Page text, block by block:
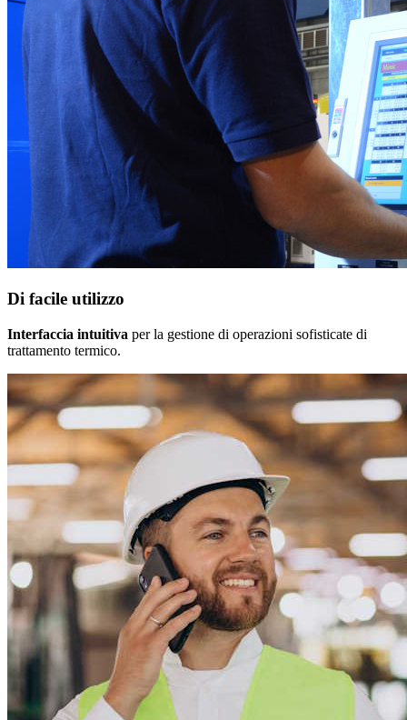
Di facile utilizzo
Interfaccia intuitiva per la gestione di operazioni sofisticate di
trattamento termico.